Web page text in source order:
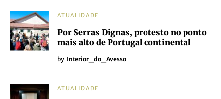
ATUALIDADE
Por Serras Dignas, protesto no ponto
mais alto de Portugal continental
by Interior_do_Avesso
ATUALIDADE